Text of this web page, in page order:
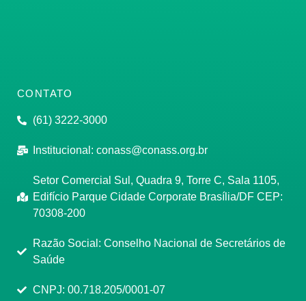
CONTATO
(61) 3222-3000
Institucional: conass@conass.org.br
Setor Comercial Sul, Quadra 9, Torre C, Sala 1105,
Edifício Parque Cidade Corporate Brasília/DF CEP:
70308-200
Razão Social: Conselho Nacional de Secretários de
Saúde
CNPJ: 00.718.205/0001-07